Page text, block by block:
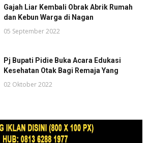
Gajah Liar Kembali Obrak Abrik Rumah
dan Kebun Warga di Nagan
05 September 2022
Pj Bupati Pidie Buka Acara Edukasi
Kesehatan Otak Bagi Remaja Yang
02 Oktober 2022